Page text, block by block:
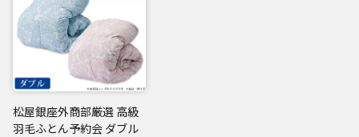
松屋銀座外商部厳選 高級
羽毛ふとん予約会 ダブル